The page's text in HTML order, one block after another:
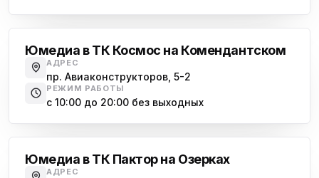
Юмедиа в ТК Космос на Комендантском
АДРЕС
пр. Авиаконструкторов, 5-2
РЕЖИМ РАБОТЫ
с 10:00 до 20:00 без выходных
Юмедиа в ТК Пактор на Озерках
АДРЕС